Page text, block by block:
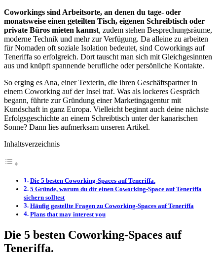
Coworkings sind Arbeitsorte, an denen du tage- oder
monatsweise einen geteilten Tisch, eigenen Schreibtisch oder
private Büros mieten kannst, zudem stehen Besprechungsräume,
moderne Technik und mehr zur Verfügung. Da alleine zu arbeiten
für Nomaden oft soziale Isolation bedeutet, sind Coworkings auf
Teneriffa so erfolgreich. Dort tauscht man sich mit Gleichgesinnten
aus und knüpft spannende berufliche oder persönliche Kontakte.
So erging es Ana, einer Texterin, die ihren Geschäftspartner in
einem Coworking auf der Insel traf. Was als lockeres Gespräch
begann, führte zur Gründung einer Marketingagentur mit
Kundschaft in ganz Europa. Vielleicht beginnt auch deine nächste
Erfolgsgeschichte an einem Schreibtisch unter der kanarischen
Sonne? Dann lies aufmerksam unseren Artikel.
Inhaltsverzeichnis
Die 5 besten Coworking-Spaces auf Teneriffa.
5 Gründe, warum du dir einen Coworking-Space auf Teneriffa
sichern solltest
Häufig gestellte Fragen zu Coworking-Spaces auf Teneriffa
Plans that may interest you
Die 5 besten Coworking-Spaces auf
Teneriffa.